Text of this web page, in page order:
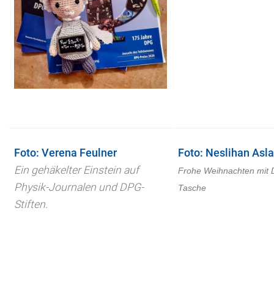
Foto: Verena Feulner
Ein gehäkelter Einstein auf
Physik-Journalen und DPG-
Stiften.
Foto: Neslihan
Frohe Weihnachten mit
Tasche